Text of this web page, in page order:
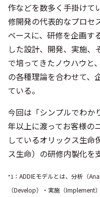
作などを数多く手掛けて
修開発の代表的なプロセ
ベースに、研修を企画す
した設計、開発、実施、
で培ってきたノウハウと
の各種理論を合わせて、
ている。
今回は「シンプルでわか
年以上に渡ってお客様の
しているオリックス生命
ス生命）の研修内製化を
*1 ：ADDIEモデルとは、分析（
（Develop）・実施（Implement